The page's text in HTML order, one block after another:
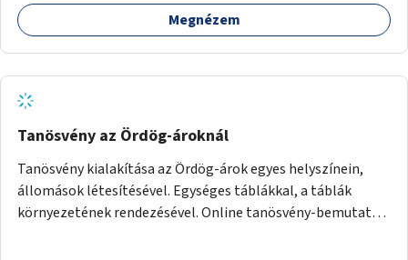
Megnézem
Tanösvény az Ördög-ároknál
Tanösvény kialakítása az Ördög-árok egyes helyszínein,
állomások létesítésével. Egységes táblákkal, a táblák
környezetének rendezésével. Online tanösvény-bemutató